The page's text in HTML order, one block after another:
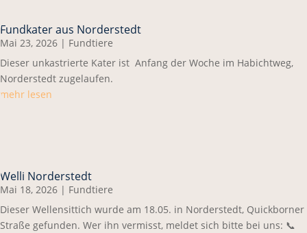
Fundkater aus Norderstedt
Mai 23, 2026 | Fundtiere
Dieser unkastrierte Kater ist Anfang der Woche im Habichtweg,
Norderstedt zugelaufen.
mehr lesen
Welli Norderstedt
Mai 18, 2026 | Fundtiere
Dieser Wellensittich wurde am 18.05. in Norderstedt, Quickborner
Straße gefunden. Wer ihn vermisst, meldet sich bitte bei uns: 📞